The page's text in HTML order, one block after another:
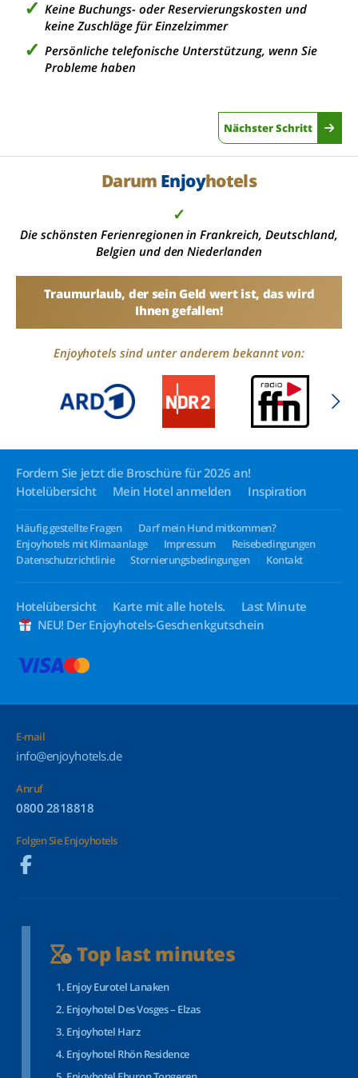
Keine Buchungs- oder Reservierungskosten und
keine Zuschläge für Einzelzimmer
Persönliche telefonische Unterstützung, wenn Sie
Probleme haben
Nächster Schritt
Darum Enjoyhotels
✓
Die schönsten Ferienregionen in Frankreich, Deutschland,
Belgien und den Niederlanden
Traumurlaub, der sein Geld wert ist, das wird
Ihnen gefallen!
Enjoyhotels sind unter anderem bekannt von:
Fordern Sie jetzt die Broschüre für 2026 an!
Hotelübersicht
Mein Hotel anmelden Inspiration
Häufig gestellte Fragen
Darf mein Hund mitkommen?
Enjoyhotels mit Klimaanlage
Impressum
Reisebedingungen
Datenschutzrichtlinie
Stornierungsbedingungen Kontakt
Hotelübersicht Karte mit alle hotels.
Last Minute
NEU! Der Enjoyhotels-Geschenkgutschein
E-mail
info@enjoyhotels.de
Anruf
0800 2818818
Folgen Sie Enjoyhotels
Top last minutes
Enjoy Eurotel Lanaken
Enjoyhotel Des Vosges – Elzas
Enjoyhotel Harz
Enjoyhotel Rhön Residence